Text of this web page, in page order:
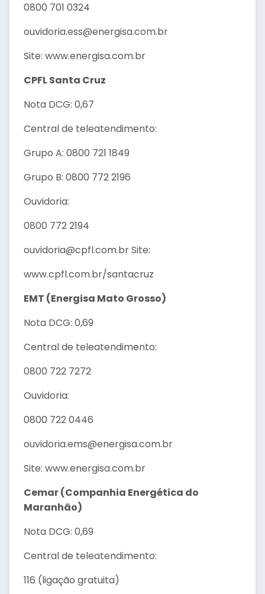
0800 701 0324
ouvidoria.ess@energisa.com.br
Site: www.energisa.com.br
CPFL Santa Cruz
Nota DCG: 0,67
Central de teleatendimento:
Grupo A: 0800 721 1849
Grupo B: 0800 772 2196
Ouvidoria:
0800 772 2194
ouvidoria@cpfl.com.br Site:
www.cpfl.com.br/santacruz
EMT (Energisa Mato Grosso)
Nota DCG: 0,69
Central de teleatendimento:
0800 722 7272
Ouvidoria:
0800 722 0446
ouvidoria.ems@energisa.com.br
Site: www.energisa.com.br
Cemar (Companhia Energética do
Maranhão)
Nota DCG: 0,69
Central de teleatendimento:
116 (ligação gratuita)